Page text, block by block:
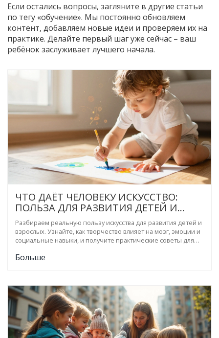
Если остались вопросы, загляните в другие статьи
по тегу «обучение». Мы постоянно обновляем
контент, добавляем новые идеи и проверяем их на
практике. Делайте первый шаг уже сейчас – ваш
ребёнок заслуживает лучшего начала.
ЧТО ДАЁТ ЧЕЛОВЕКУ ИСКУССТВО:
ПОЛЬЗА ДЛЯ РАЗВИТИЯ ДЕТЕЙ И
ВЗРОСЛЫХ
Разбираем реальную пользу искусства для развития детей и
взрослых. Узнайте, как творчество влияет на мозг, эмоции и
социальные навыки, и получите практические советы для
Больше